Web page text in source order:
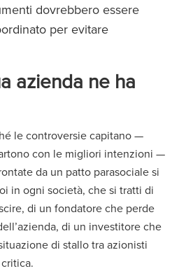
dovrebbero essere
per evitare
azienda ne ha
le controversie capitano —
con le migliori intenzioni —
da un patto parasociale si
in ogni società, che si tratti di
di un fondatore che perde
di un investitore che
di stallo tra azionisti